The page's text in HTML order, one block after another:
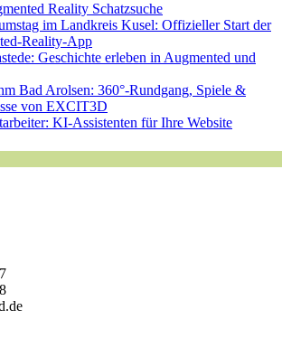
Reality Schatzsuche
im Landkreis Kusel: Offizieller Start der
Reality-App
Geschichte erleben in Augmented und
Bad Arolsen: 360°-Rundgang, Spiele &
von EXCIT3D
KI-Assistenten für Ihre Website